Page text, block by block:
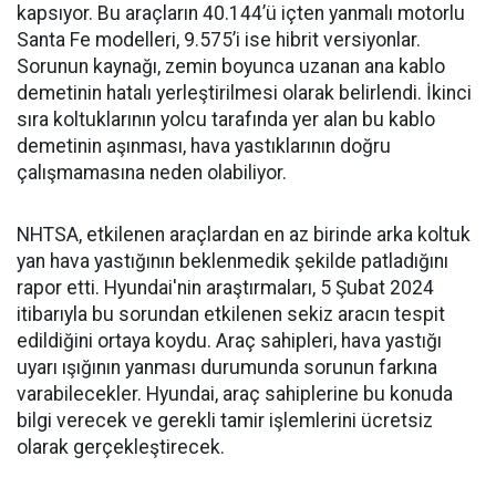
kapsıyor. Bu araçların 40.144’ü içten yanmalı motorlu
Santa Fe modelleri, 9.575’i ise hibrit versiyonlar.
Sorunun kaynağı, zemin boyunca uzanan ana kablo
demetinin hatalı yerleştirilmesi olarak belirlendi. İkinci
sıra koltuklarının yolcu tarafında yer alan bu kablo
demetinin aşınması, hava yastıklarının doğru
çalışmamasına neden olabiliyor.
NHTSA, etkilenen araçlardan en az birinde arka koltuk
yan hava yastığının beklenmedik şekilde patladığını
rapor etti. Hyundai'nin araştırmaları, 5 Şubat 2024
itibarıyla bu sorundan etkilenen sekiz aracın tespit
edildiğini ortaya koydu. Araç sahipleri, hava yastığı
uyarı ışığının yanması durumunda sorunun farkına
varabilecekler. Hyundai, araç sahiplerine bu konuda
bilgi verecek ve gerekli tamir işlemlerini ücretsiz
olarak gerçekleştirecek.